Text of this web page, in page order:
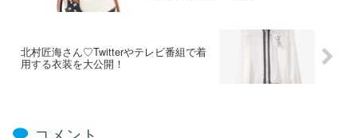
北村匠海さん♡Twitterやテレビ番組で着
用する衣装を大公開！
コメント